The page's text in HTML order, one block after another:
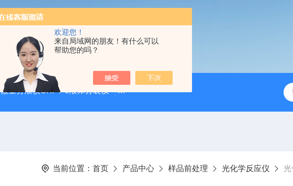
欢迎您！
来自局域网的朋友！有什么可以
帮助您的吗？
微量分液仪CHFY-8液体分装仪 全自动放射性水样蒸发浓缩赶酸仪ZDGS-8
当前位置： 首页 产品中心 样品前处理 光化学反应仪